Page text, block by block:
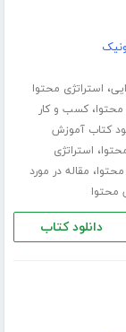
، استراتژی محتوا
محتوا،کسب و کار
کتاب آموزش
، استراتژی
محتوا، مقاله در مورد
محتوا
دانلود کتاب